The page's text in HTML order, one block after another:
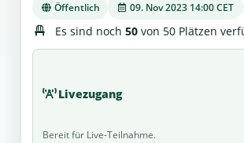
Öffentlich 09. Nov 2023 14:00 CET
Es sind noch 50 von 50 Plätzen
Livezugang
Bereit für Live-Teilnahme.